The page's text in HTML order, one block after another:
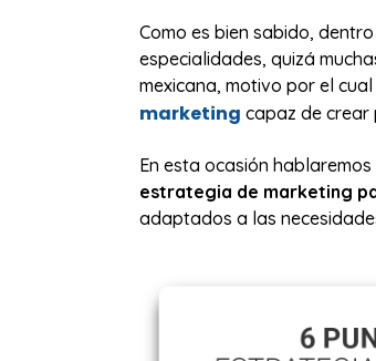
Como es bien sabido,
especialidades, quizá
mexicana, motivo por el
marketing capaz de crear
En esta ocasión
estrategia de marketing
adaptados a las